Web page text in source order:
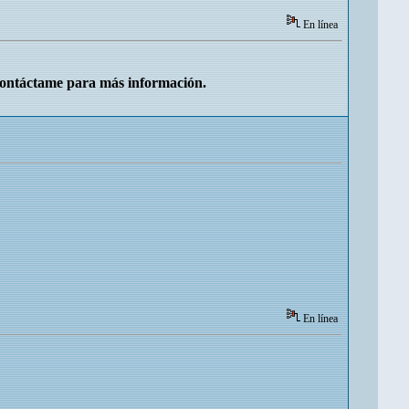
En línea
para más información.
En línea